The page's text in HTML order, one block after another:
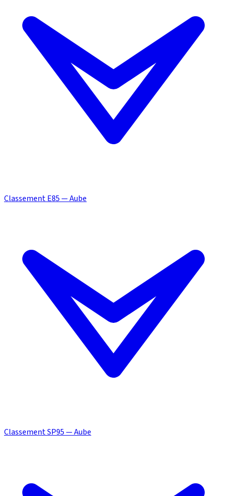
Classement E85 — Aube
Classement SP95 — Aube